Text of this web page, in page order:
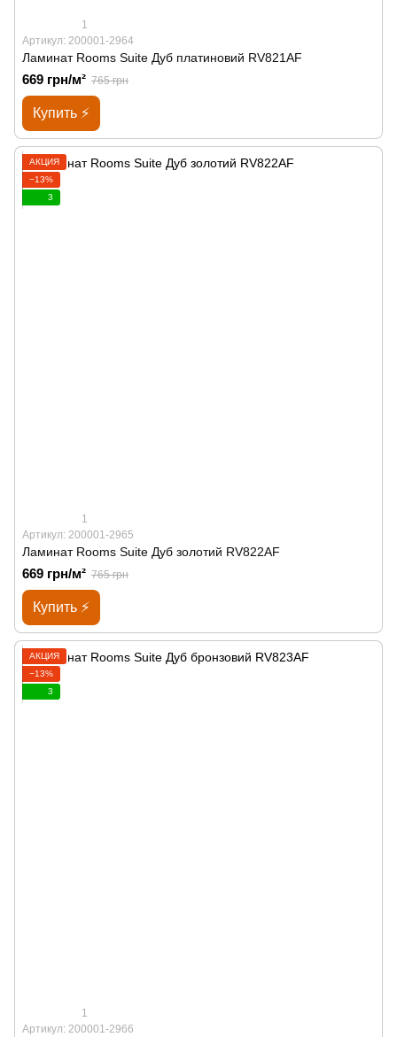
1
Артикул: 200001-2964
Ламинат Rooms Suite Дуб платиновий RV821AF
669 грн/м² 765 грн
Купить ⚡
АКЦИЯ
−13%
3
1
Артикул: 200001-2965
Ламинат Rooms Suite Дуб золотий RV822AF
669 грн/м² 765 грн
Купить ⚡
АКЦИЯ
−13%
3
1
Артикул: 200001-2966